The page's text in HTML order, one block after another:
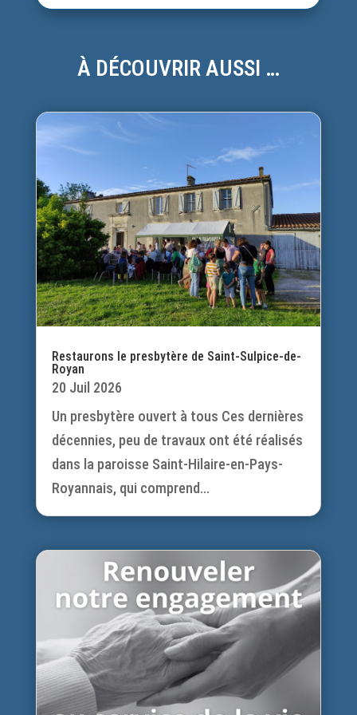
À DÉCOUVRIR AUSSI …
Restaurons le presbytère de Saint-Sulpice-de-
Royan
20 Juil 2026
Un presbytère ouvert à tous Ces dernières
décennies, peu de travaux ont été réalisés
dans la paroisse Saint-Hilaire-en-Pays-
Royannais, qui comprend...